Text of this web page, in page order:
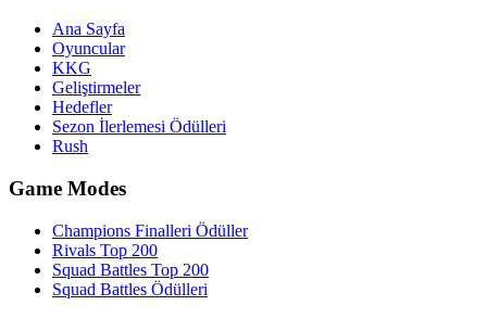
Ana Sayfa
Oyuncular
KKG
Geliştirmeler
Hedefler
Sezon İlerlemesi Ödülleri
Rush
Game Modes
Champions Finalleri Ödüller
Rivals Top 200
Squad Battles Top 200
Squad Battles Ödülleri